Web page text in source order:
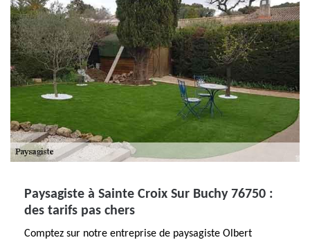
Paysagiste à Sainte Croix Sur Buchy 76750 :
des tarifs pas chers
Comptez sur notre entreprise de paysagiste Olbert